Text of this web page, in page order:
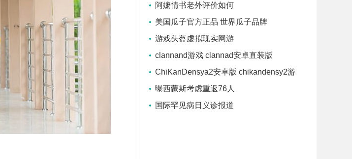
阿嬷情书老外评价如何
美国瓜子官方正品 世界瓜子品牌
游戏头盔虚拟现实网游
clannand游戏 clannad安卓直装版
ChiKanDensya2安卓版 chikandensy2游
曝西蒙斯考虑重返76人
国际罕见病日义诊报道